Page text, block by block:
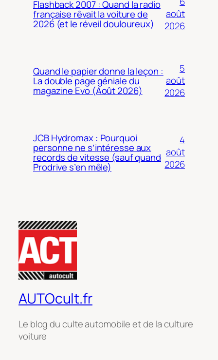
Flashback 2007 : Quand la radio
française rêvait la voiture de
2026 (et le réveil douloureux)
août
2026
Quand le papier donne la leçon :
La double page géniale du
magazine Evo (Août 2026)
5
août
2026
JCB Hydromax : Pourquoi
personne ne s’intéresse aux
records de vitesse (sauf quand
Prodrive s’en mêle)
4
août
2026
AUTOcult.fr
Le blog du culte automobile et de la culture
voiture